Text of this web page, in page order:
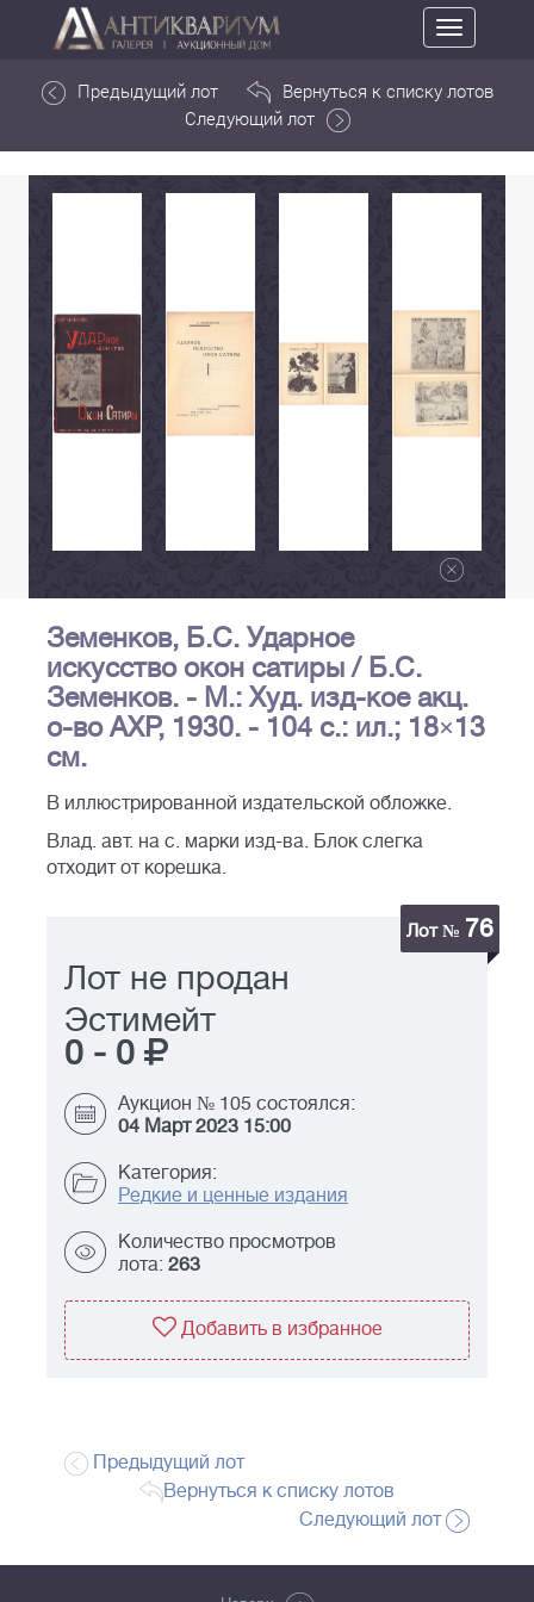
Toggle
navigation
Предыдущий лот
Вернуться к списку лотов
Следующий лот
Земенков, Б.С. Ударное
искусство окон сатиры / Б.С.
Земенков. - М.: Худ. изд-кое акц.
о-во АХР, 1930. - 104 с.: ил.; 18×13
см.
В иллюстрированной издательской обложке.
Влад. авт. на с. марки изд-ва. Блок слегка
отходит от корешка.
Лот № 76
Лот не продан
Эстимейт
0 - 0
Аукцион № 105 состоялся:
04 Март 2023 15:00
Категория:
Редкие и ценные издания
Количество просмотров
лота: 263
Добавить в избранное
Предыдущий лот
Вернуться к списку лотов
Следующий лот